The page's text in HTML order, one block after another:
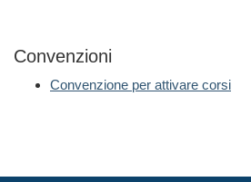
Convenzioni
Convenzione per attivare corsi